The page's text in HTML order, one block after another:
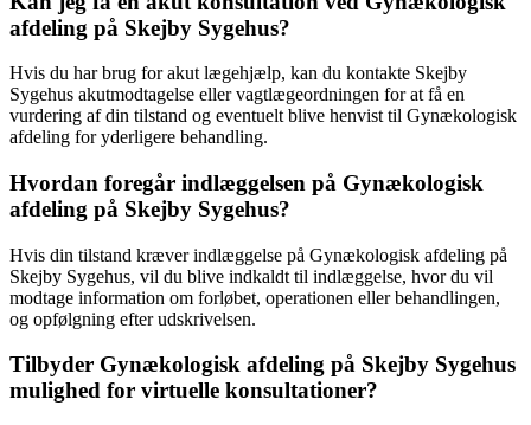
afdeling på Skejby Sygehus?
Hvis du har brug for akut lægehjælp, kan du kontakte Skejby
Sygehus akutmodtagelse eller vagtlægeordningen for at få en
vurdering af din tilstand og eventuelt blive henvist til Gynækologisk
afdeling for yderligere behandling.
Hvordan foregår indlæggelsen på Gynækologisk
afdeling på Skejby Sygehus?
Hvis din tilstand kræver indlæggelse på Gynækologisk afdeling på
Skejby Sygehus, vil du blive indkaldt til indlæggelse, hvor du vil
modtage information om forløbet, operationen eller behandlingen,
og opfølgning efter udskrivelsen.
Tilbyder Gynækologisk afdeling på Skejby Sygehus
mulighed for virtuelle konsultationer?